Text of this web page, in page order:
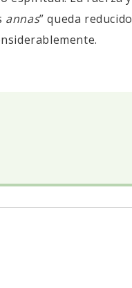
annas” queda reducido